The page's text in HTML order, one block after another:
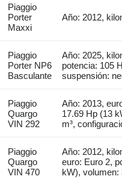
Piaggio
Porter
Maxxi
Año: 2012,
Piaggio
Porter NP6
Basculante
Año: 2025,
potencia: 105
suspensión:
Piaggio
Quargo
VIN 292
Año: 2013,
17.69 Hp (13
m³,
Piaggio
Quargo
VIN 470
Año: 2012,
euro: Euro 2,
kW), volumen: